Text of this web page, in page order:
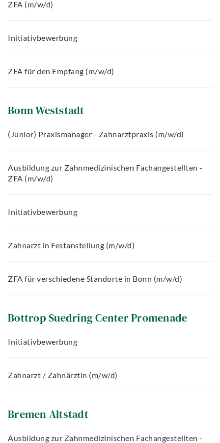
ZFA (m/w/d)
Initiativbewerbung
ZFA für den Empfang (m/w/d)
Bonn Weststadt
(Junior) Praxismanager - Zahnarztpraxis (m/w/d)
Ausbildung zur Zahnmedizinischen Fachangestellten -
ZFA (m/w/d)
Initiativbewerbung
Zahnarzt in Festanstellung (m/w/d)
ZFA für verschiedene Standorte in Bonn (m/w/d)
Bottrop Suedring Center Promenade
Initiativbewerbung
Zahnarzt / Zahnärztin (m/w/d)
Bremen Altstadt
Ausbildung zur Zahnmedizinischen Fachangestellten -